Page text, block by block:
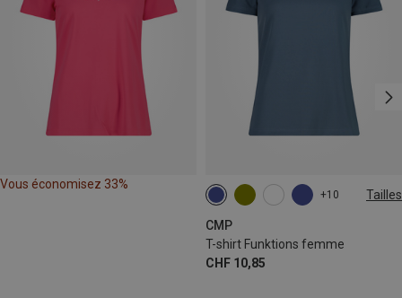
Vous économisez 33%
+10 Tailles
CMP
T-shirt Funktions femme
CHF 10,85